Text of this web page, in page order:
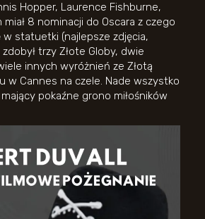
Hopper, Laurence Fishburne,
miał 8 nominacji do Oscara z czego
w statuetki (najlepsze zdjęcia,
trzy Złote Globy, dwie
innych wyróżnień ze Złotą
w Cannes na czele. Nade wszystko
pokaźne grono miłośników